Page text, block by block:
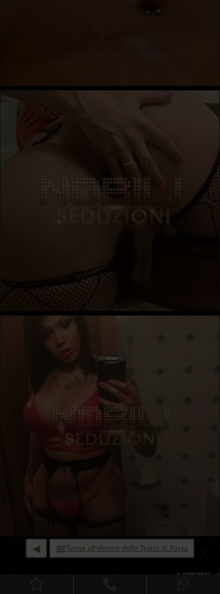
Torna all'elenco delle Trans di Pavia